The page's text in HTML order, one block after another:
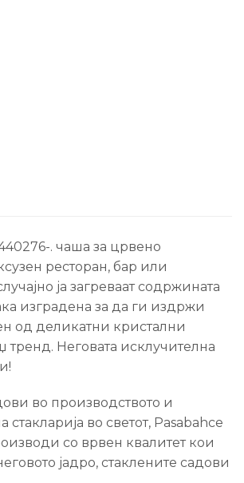
. чаша за црвено
ресторан, бар или
ја загреваат содржината
изградена за да ги издржи
од деликатни кристални
тренд. Неговата исклучителна
во производството и
во светот, Pasabahce
со врвен квалитет кои
јадро, стаклените садови